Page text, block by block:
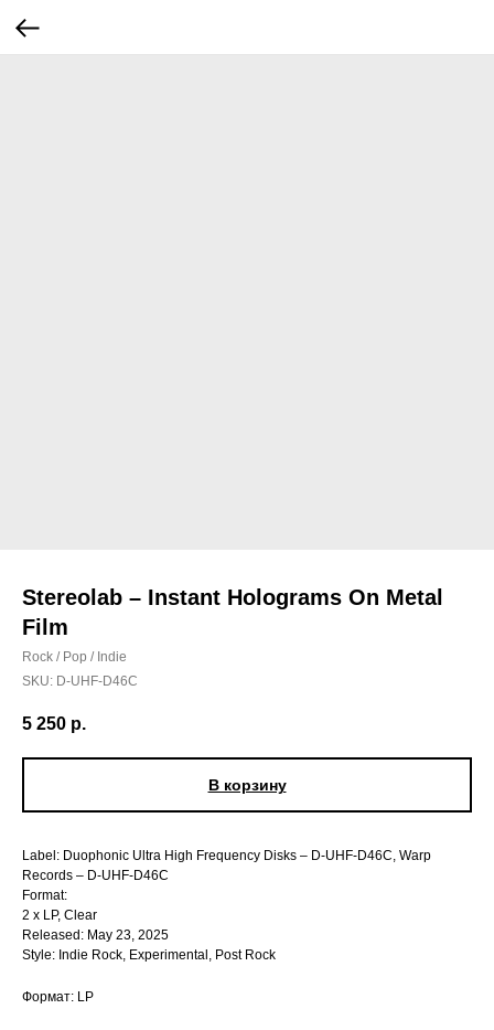
Stereolab – Instant Holograms On Metal
Film
Rock / Pop / Indie
SKU: D-UHF-D46C
5 250 р.
В корзину
Label: Duophonic Ultra High Frequency Disks – D-UHF-D46C, Warp
Records – D-UHF-D46C
Format:
2 x LP, Clear
Released: May 23, 2025
Style: Indie Rock, Experimental, Post Rock
Формат: LP